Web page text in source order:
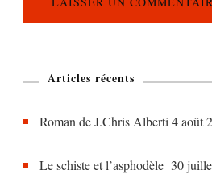
Articles récents
Roman de J.Chris Alberti 4 août
Le schiste et l’asphodèle 30